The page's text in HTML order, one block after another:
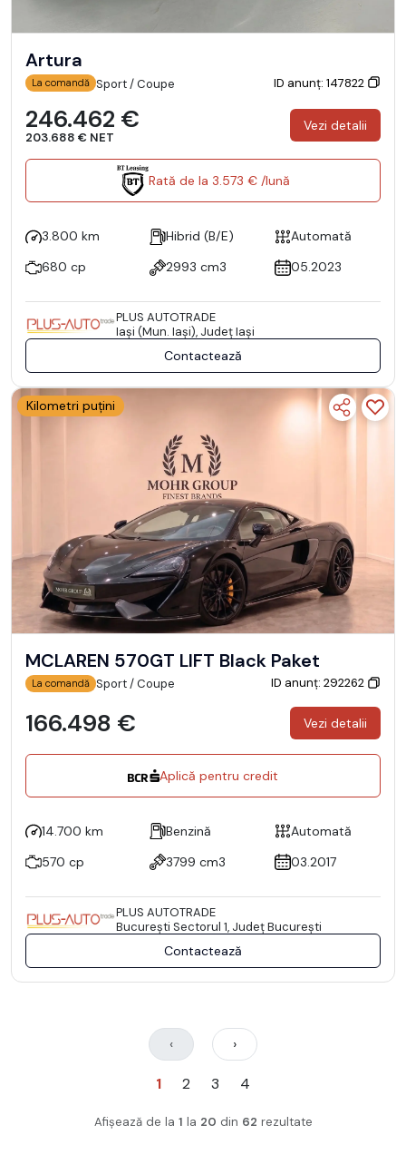
Artura
La comandă Sport / Coupe ID anunț: 147822
246.462 €
203.688 € NET
Vezi detalii
Rată de la 3.573 € /lună
3.800 km Hibrid (B/E)
Automată
680 cp
2993 cm3 05.2023
PLUS AUTOTRADE
Iaşi (Mun. Iaşi), Județ Iaşi
Contactează
Kilometri puțini
MCLAREN 570GT LIFT Black Paket
La comandă Sport / Coupe ID anunț: 292262
166.498 € Vezi detalii
Aplică pentru credit
14.700 km Benzină
Automată
570 cp
3799 cm3 03.2017
PLUS AUTOTRADE
Bucureşti Sectorul 1, Județ București
Contactează
‹
1 2 3 4
›
Afișează de la 1 la 20 din 62 rezultate